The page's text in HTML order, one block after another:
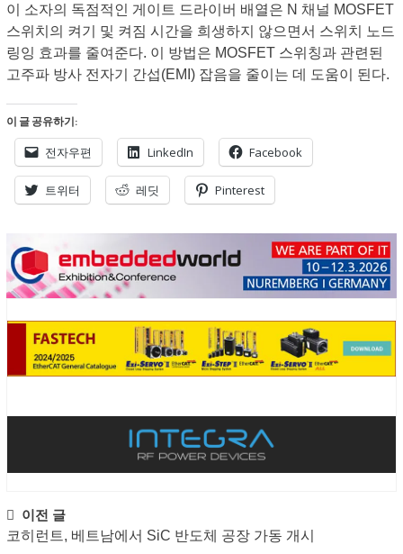
이 소자의 독점적인 게이트 드라이버 배열은 N 채널 MOSFET
스위치의 켜기 및 켜짐 시간을 희생하지 않으면서 스위치 노드
링잉 효과를 줄여준다. 이 방법은 MOSFET 스위칭과 관련된
고주파 방사 전자기 간섭(EMI) 잡음을 줄이는 데 도움이 된다.
이 글 공유하기:
전자우편 LinkedIn Facebook
트위터 레딧 Pinterest
Post
navigation
이전 글
코히런트, 베트남에서 SiC 반도체 공장 가동 개시